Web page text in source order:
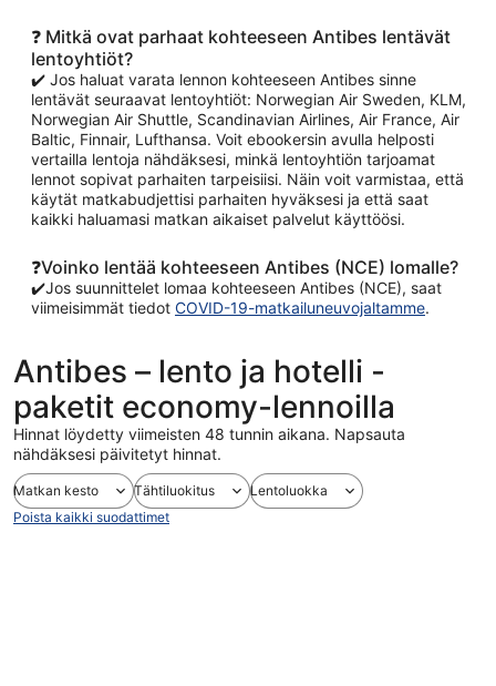
❓ Mitkä ovat parhaat kohteeseen Antibes lentävät
lentoyhtiöt?
✔️ Jos haluat varata lennon kohteeseen Antibes sinne
lentävät seuraavat lentoyhtiöt: Norwegian Air Sweden, KLM,
Norwegian Air Shuttle, Scandinavian Airlines, Air France, Air
Baltic, Finnair, Lufthansa. Voit ebookersin avulla helposti
vertailla lentoja nähdäksesi, minkä lentoyhtiön tarjoamat
lennot sopivat parhaiten tarpeisiisi. Näin voit varmistaa, että
käytät matkabudjettisi parhaiten hyväksesi ja että saat
kaikki haluamasi matkan aikaiset palvelut käyttöösi.
❓Voinko lentää kohteeseen Antibes (NCE) lomalle?
✔️Jos suunnittelet lomaa kohteeseen Antibes (NCE), saat
viimeisimmät tiedot COVID-19-matkailuneuvojaltamme.
Antibes – lento ja hotelli -
paketit economy-lennoilla
Hinnat löydetty viimeisten 48 tunnin aikana. Napsauta
nähdäksesi päivitetyt hinnat.
Matkan kesto Tähtiluokitus
Lentoluokka
Poista kaikki suodattimet